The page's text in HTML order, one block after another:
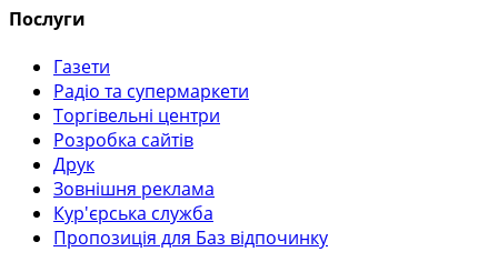
Послуги
Газети
Радіо та супермаркети
Торгівельні центри
Розробка сайтів
Друк
Зовнішня реклама
Кур'єрська служба
Пропозиція для Баз відпочинку